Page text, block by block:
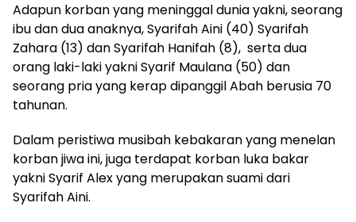
Adapun korban yang meninggal dunia yakni, seorang
ibu dan dua anaknya, Syarifah Aini (40) Syarifah
Zahara (13) dan Syarifah Hanifah (8), serta dua
orang laki-laki yakni Syarif Maulana (50) dan
seorang pria yang kerap dipanggil Abah berusia 70
tahunan.
Dalam peristiwa musibah kebakaran yang menelan
korban jiwa ini, juga terdapat korban luka bakar
yakni Syarif Alex yang merupakan suami dari
Syarifah Aini.